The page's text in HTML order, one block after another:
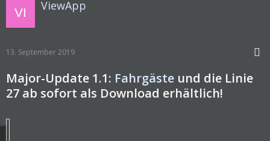
ViewApp
13. September 2019
Major-Update 1.1: Fahrgäste und die Linie
27 ab sofort als Download erhältlich!